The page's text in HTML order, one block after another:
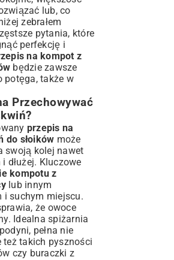
lub, co
zebrałem
pytania, które
perfekcję i
na kompot z
będzie zawsze
potęga, także w
Przechowywać
przepis na
do słoików może
swoją kolej nawet
dłużej. Kluczowe
kompotu z
lub innym
i suchym miejscu.
że owoce
Idealna spiżarnia
pełna nie
takich pyszności
czy buraczki z